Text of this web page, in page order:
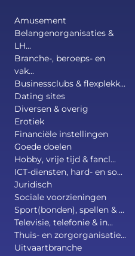
Amusement
Belangenorganisaties &
LH...
Branche-, beroeps- en
vak...
Businessclubs & flexplekk...
Dating sites
Diversen & overig
Erotiek
Financiële instellingen
Goede doelen
Hobby, vrije tijd & fancl...
ICT-diensten, hard- en so...
Juridisch
Sociale voorzieningen
Sport(bonden), spellen & ...
Televisie, telefonie & in...
Thuis- en zorgorganisatie...
Uitvaartbranche